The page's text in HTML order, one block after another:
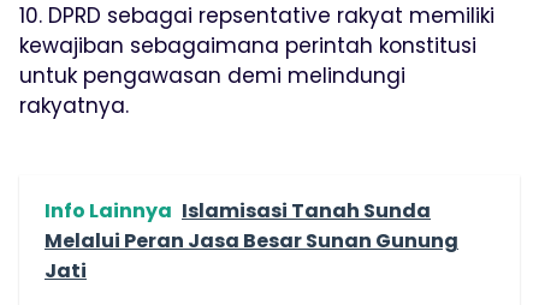
10. DPRD sebagai repsentative rakyat memiliki
kewajiban sebagaimana perintah konstitusi
untuk pengawasan demi melindungi
rakyatnya.
Info Lainnya Islamisasi Tanah Sunda
Melalui Peran Jasa Besar Sunan Gunung
Jati